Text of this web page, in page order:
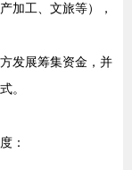
加工、文旅等），
发展筹集资金，并
。
：